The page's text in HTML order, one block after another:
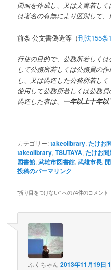
図画を作成し、又は文書若し
は署名の有無により区別して、
前条 公文書偽造等（刑法155条
行使の目的で、公務所若しく
して公務所若しくは公務員の
し、又は偽造した公務所若し
使用して公務所若しくは公務
偽造した者は、 一年以上十年
カテゴリー:takeolibrary,たけお
takeolibrary,TSUTAYA,たけお問
図書館,武雄市図書館,武雄市長,
投稿のパーマリンク
“折り目をつけない” への74件のコメント
ふくちゃん 2013年11月19日